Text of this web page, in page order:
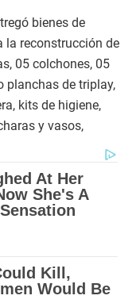
bienes de
la reconstrucción de
05 colchones, 05
planchas de triplay,
kits de higiene,
y vasos,